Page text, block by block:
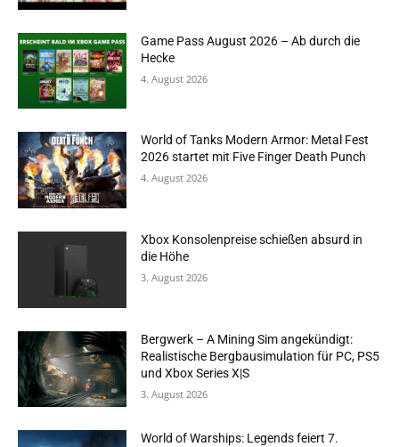
Game Pass August 2026 – Ab durch die
Hecke
4. August 2026
World of Tanks Modern Armor: Metal Fest
2026 startet mit Five Finger Death Punch
4. August 2026
Xbox Konsolenpreise schießen absurd in
die Höhe
3. August 2026
Bergwerk – A Mining Sim angekündigt:
Realistische Bergbausimulation für PC, PS5
und Xbox Series X|S
3. August 2026
World of Warships: Legends feiert 7.